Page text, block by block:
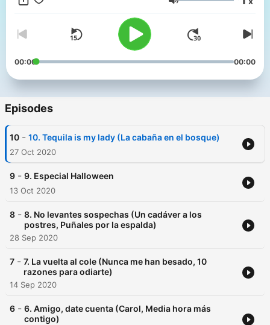
Volume
00:00 00:00
Episodes
10 - 10. Tequila is my lady (La cabaña en el bosque)
27 Oct 2020
9 - 9. Especial Halloween
13 Oct 2020
8 - 8. No levantes sospechas (Un cadáver a los
postres, Puñales por la espalda)
28 Sep 2020
7 - 7. La vuelta al cole (Nunca me han besado, 10
razones para odiarte)
14 Sep 2020
6 - 6. Amigo, date cuenta (Carol, Media hora más
contigo)